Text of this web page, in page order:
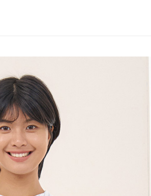
３．收到繳費通知簡訊後14天內，點擊
／ATM／網路銀行／等多元方式進行付
※ 請注意：結帳手續完成當下不需立刻
絡購買商品的店家。未經商家同意取消
先享後付繳納相關費用。
※ 交易是否成功請以「AFTEE先享後付
是否繳費成功／繳費後需取消欲退款等
付客戶支援中心」
【注意事項】
１．透過由恩沛科技股份有限公司提供
求債權轉讓予恩沛科技股份有限公司。
每筆NT$60，滿NT$1,800(含以上)
7-11取貨付款
每筆NT$60，滿NT$2,000(含以上)
付款後7-11取貨
每筆NT$60，滿NT$2,000(含以上)
黑貓宅急便(包裹尺寸60cm以下)
每筆NT$100，滿NT$2,000(含以上)